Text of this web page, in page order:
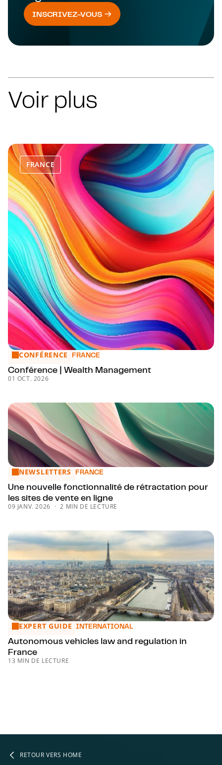
INSCRIVEZ-VOUS
Voir plus
FRANCE
Conférence | Wealth Management
CONFÉRENCE FRANCE
Conférence | Wealth Management
01 OCT. 2026
Une nouvelle fonctionnalité de rétractation pour les sites
NEWSLETTERS FRANCE
Une nouvelle fonctionnalité de rétractation pour
les sites de vente en ligne
09 JANV. 2026 2 MIN DE LECTURE
Autonomous vehicles law and regulation in France
EXPERT GUIDE INTERNATIONAL
Autonomous vehicles law and regulation in
France
13 MIN DE LECTURE
RETOUR VERS HOME